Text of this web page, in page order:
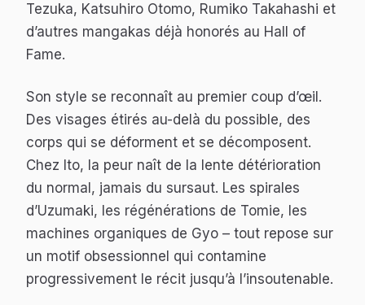
Tezuka, Katsuhiro Otomo, Rumiko Takahashi et
d’autres mangakas déjà honorés au Hall of
Fame.
Son style se reconnaît au premier coup d’œil.
Des visages étirés au-delà du possible, des
corps qui se déforment et se décomposent.
Chez Ito, la peur naît de la lente détérioration
du normal, jamais du sursaut. Les spirales
d’Uzumaki, les régénérations de Tomie, les
machines organiques de Gyo – tout repose sur
un motif obsessionnel qui contamine
progressivement le récit jusqu’à l’insoutenable.